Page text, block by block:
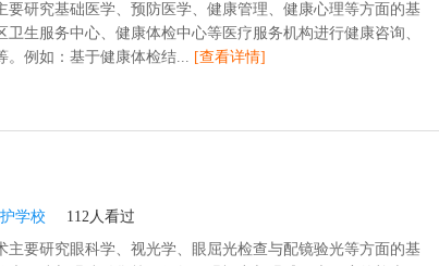
要研究基础医学、预防医学、健康管理、健康心理等方面的基
卫生服务中心、健康体检中心等医疗服务机构进行健康咨询、
。例如：基于健康体检结... [查看详情]
学校
112人看过
主要研究眼科学、视光学、眼屈光检查与配镜验光等方面的基